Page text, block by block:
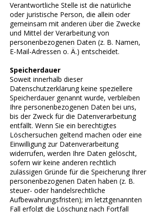
Verantwortliche Stelle ist die natürliche
oder juristische Person, die allein oder
gemeinsam mit anderen über die Zwecke
und Mittel der Verarbeitung von
personenbezogenen Daten (z. B. Namen,
E-Mail-Adressen o. Ä.) entscheidet.
Speicherdauer
Soweit innerhalb dieser
Datenschutzerklärung keine speziellere
Speicherdauer genannt wurde, verbleiben
Ihre personenbezogenen Daten bei uns,
bis der Zweck für die Datenverarbeitung
entfällt. Wenn Sie ein berechtigtes
Löschersuchen geltend machen oder eine
Einwilligung zur Datenverarbeitung
widerrufen, werden Ihre Daten gelöscht,
sofern wir keine anderen rechtlich
zulässigen Gründe für die Speicherung Ihrer
personenbezogenen Daten haben (z. B.
steuer- oder handelsrechtliche
Aufbewahrungsfristen); im letztgenannten
Fall erfolgt die Löschung nach Fortfall